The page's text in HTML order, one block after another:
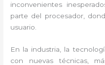
inconvenientes
parte del procesador,
usuario.
En la industria, la
con nuevas técnicas,